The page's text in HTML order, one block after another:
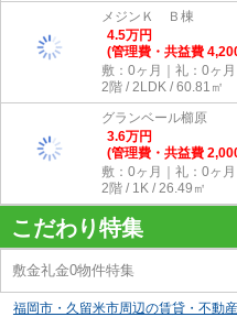
メジンＫ Ｂ棟
4.5万円
(管理費・共益費
敷：0ヶ月｜礼：0ヶ月
2階 / 2LDK / 60.81㎡
グランベール櫛原
3.6万円
(管理費・共益費
敷：0ヶ月｜礼：0ヶ月
2階 / 1K / 26.49㎡
こだわり特集
敷金礼金0物件特集
福岡市・久留米市周辺の賃貸・不動